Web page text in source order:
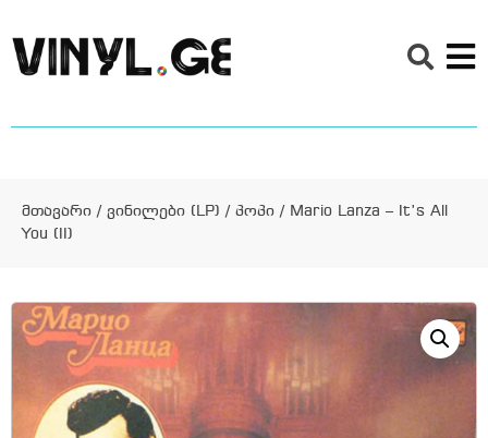
მთავარი / ვინილები (LP) / პოპი / Mario Lanza – It’s All
You (II)